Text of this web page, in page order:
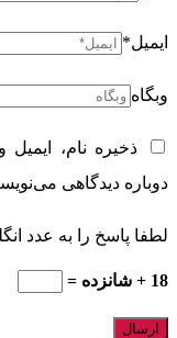
ایمیل*
وبگاه
ذخیره نام،
دوباره دیدگاهی
لطفا پاسخ را به عدد
18 + شانزده =